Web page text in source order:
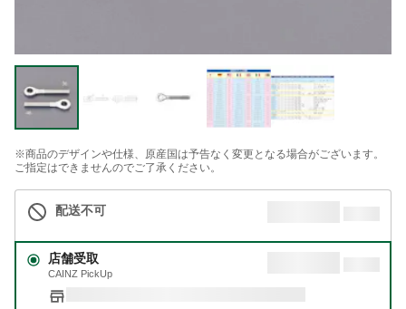
※商品のデザインや仕様、原産国は予告なく変更となる場合がございます。
ご指定はできませんのでご了承ください。
配送不可
店舗受取
CAINZ PickUp